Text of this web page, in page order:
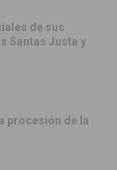
de sus
Santas Justa y
procesión de la